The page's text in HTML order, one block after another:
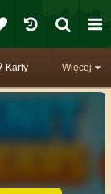
Więcej
Karty